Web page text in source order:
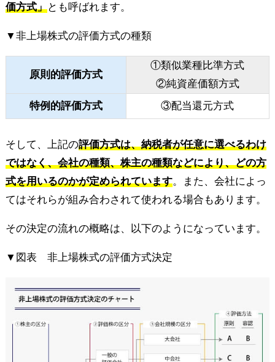
価方式」とも呼ばれます。
▼非上場株式の評価方式の種類
原則的評価方式
①類似業種比準方式
②純資産価額方式
特例的評価方式
③配当還元方式
そして、上記の評価方式は、納税者が任意に選べるわけ
ではなく、会社の種類、株主の種類などにより、どの方
式を用いるのかが定められています。また、会社によっ
てはそれらが組み合わされて使われる場合もあります。
その決定の流れの概略は、以下のようになっています。
▼図表 非上場株式の評価方式決定